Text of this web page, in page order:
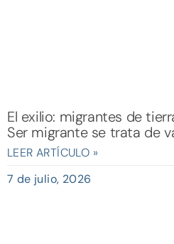
El exilio: migrantes de
Ser migrante se trata de
LEER ARTÍCULO »
7 de julio, 2026